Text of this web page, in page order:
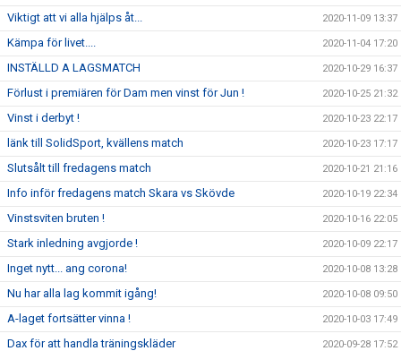
Viktigt att vi alla hjälps åt... 2020-11-09 13:37
Kämpa för livet.... 2020-11-04 17:20
INSTÄLLD A LAGSMATCH 2020-10-29 16:37
Förlust i premiären för Dam men vinst för Jun ! 2020-10-25 21:32
Vinst i derbyt ! 2020-10-23 22:17
länk till SolidSport, kvällens match 2020-10-23 17:17
Slutsålt till fredagens match 2020-10-21 21:16
Info inför fredagens match Skara vs Skövde 2020-10-19 22:34
Vinstsviten bruten ! 2020-10-16 22:05
Stark inledning avgjorde ! 2020-10-09 22:17
Inget nytt... ang corona! 2020-10-08 13:28
Nu har alla lag kommit igång! 2020-10-08 09:50
A-laget fortsätter vinna ! 2020-10-03 17:49
Dax för att handla träningskläder 2020-09-28 17:52